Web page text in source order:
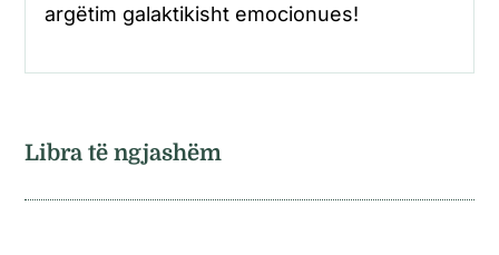
argëtim galaktikisht emocionues!
Libra të ngjashëm